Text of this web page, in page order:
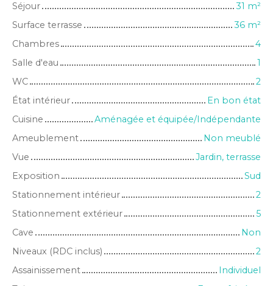
Séjour
31 m²
Surface terrasse
36 m²
Chambres
4
Salle d'eau
1
WC
2
État intérieur
En bon état
Cuisine
Aménagée et équipée/Indépendante
Ameublement
Non meublé
Vue
Jardin, terrasse
Exposition
Sud
Stationnement intérieur
2
Stationnement extérieur
5
Cave
Non
Niveaux (RDC inclus)
2
Assainissement
Individuel